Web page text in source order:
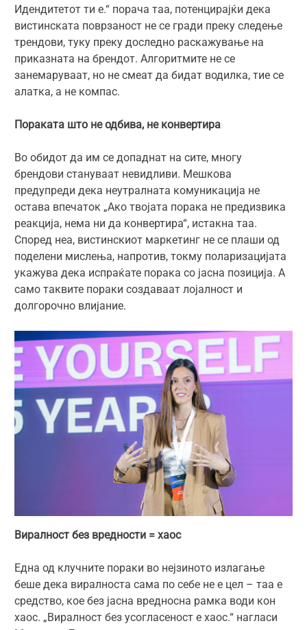
Идендитетот ти е.“ порача таа, потенцирајќи дека
вистинската поврзаност не се гради преку следење
трендови, туку преку доследно раскажување на
приказната на брендот. Алгоритмите не се
занемаруваат, но не смеат да бидат водилка, тие се
алатка, а не компас.
Пораката што не одбива, не конвертира
Во обидот да им се допаднат на сите, многу
брендови стануваат невидливи. Мешкова
предупреди дека неутралната комуникација не
остава впечаток „Ако твојата порака не предизвика
реакција, нема ни да конвертира“, истакна таа.
Според неа, вистинскиот маркетинг не се плаши од
поделени мислења, напротив, токму поларизацијата
укажува дека испраќате порака со јасна позиција. А
само таквите пораки создаваат лојалност и
долгорочно влијание.
Виралност без вредности = хаос
Една од клучните пораки во нејзиното излагање
беше дека виралноста сама по себе не е цел – таа е
средство, кое без јасна вредносна рамка води кон
хаос. „Виралност без усогласеност е хаос.“ нагласи